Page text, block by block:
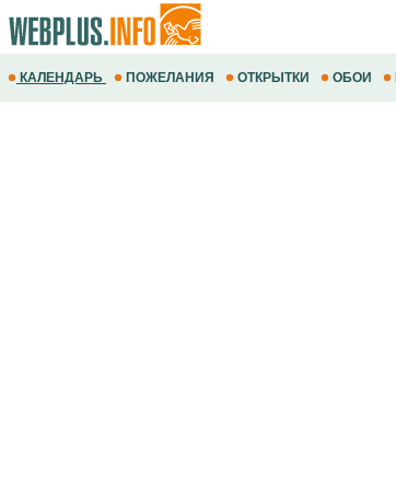
КАЛЕНДАРЬ ПОЖЕЛАНИЯ ОТКРЫТКИ ОБОИ